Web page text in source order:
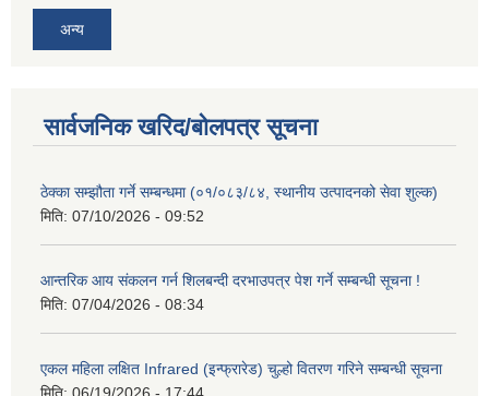
अन्य
सार्वजनिक खरिद/बोलपत्र सूचना
ठेक्का सम्झौता गर्ने सम्बन्धमा (०१/०८३/८४, स्थानीय उत्पादनको सेवा शुल्क)
मिति: 07/10/2026 - 09:52
आन्तरिक आय संकलन गर्न शिलबन्दी दरभाउपत्र पेश गर्ने सम्बन्धी सूचना !
मिति: 07/04/2026 - 08:34
एकल महिला लक्षित Infrared (इन्फ्रारेड) चुल्हो वितरण गरिने सम्बन्धी सूचना